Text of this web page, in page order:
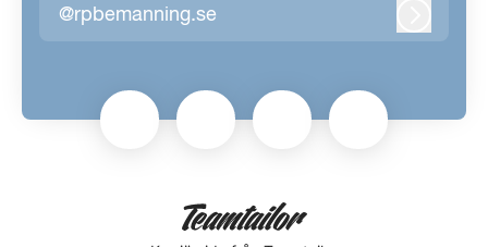
@rpbemanning.se